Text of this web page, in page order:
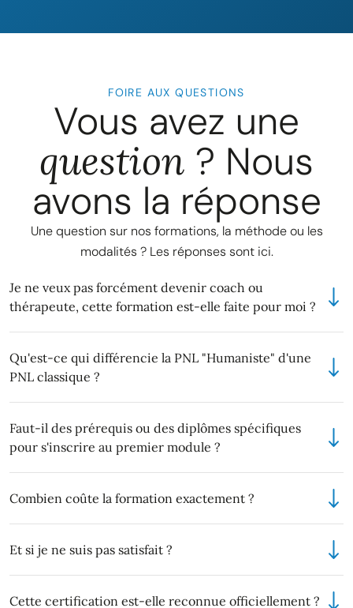
FOIRE AUX QUESTIONS
Vous avez une
question ? Nous
avons la réponse
Une question sur nos formations, la méthode ou les
modalités ? Les réponses sont ici.
Je ne veux pas forcément devenir coach ou
thérapeute, cette formation est-elle faite pour moi ?
Qu'est-ce qui différencie la PNL "Humaniste" d'une
PNL classique ?
Faut-il des prérequis ou des diplômes spécifiques
pour s'inscrire au premier module ?
Combien coûte la formation exactement ?
Et si je ne suis pas satisfait ?
Cette certification est-elle reconnue officiellement ?